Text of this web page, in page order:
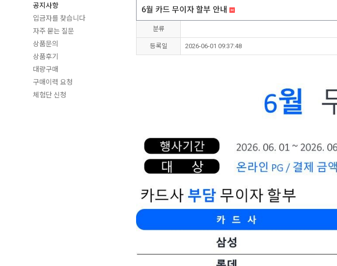
공지사항
입금자를 찾습니다
자주 묻는 질문
상품문의
상품후기
대량구매
구매이력 요청
체험단 신청
6월 카드 무이자 할부 안내
분류
등록일 2026-06-01 09:37:48